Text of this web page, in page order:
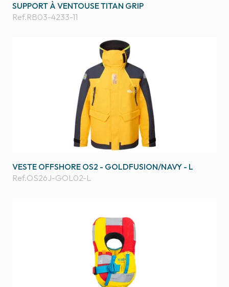
SUPPORT À VENTOUSE TITAN GRIP
Ref.RB03-4233-11
VESTE OFFSHORE OS2 - GOLDFUSION/NAVY - L
Ref.OS26J-GOL02-L